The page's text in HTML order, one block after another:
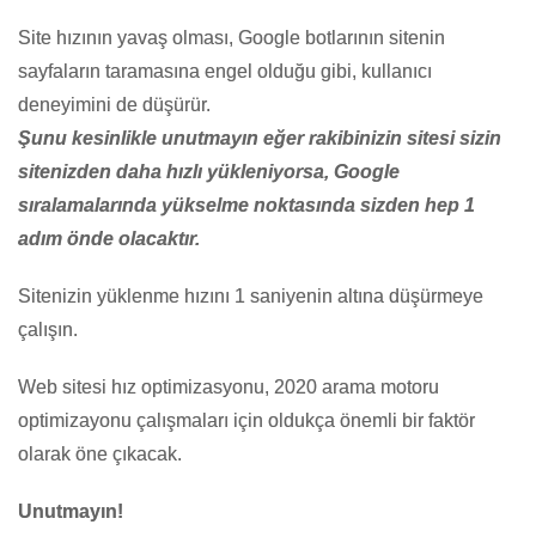
Site hızının yavaş olması, Google botlarının sitenin
sayfaların taramasına engel olduğu gibi, kullanıcı
deneyimini de düşürür.
Şunu kesinlikle unutmayın eğer rakibinizin sitesi sizin
sitenizden daha hızlı yükleniyorsa, Google
sıralamalarında yükselme noktasında sizden hep 1
adım önde olacaktır.
Sitenizin yüklenme hızını 1 saniyenin altına düşürmeye
çalışın.
Web sitesi hız optimizasyonu, 2020 arama motoru
optimizayonu çalışmaları için oldukça önemli bir faktör
olarak öne çıkacak.
Unutmayın!